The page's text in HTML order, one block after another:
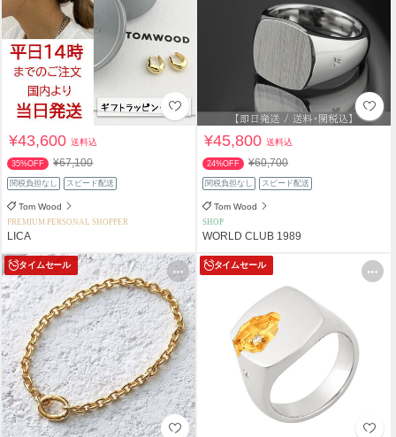
¥43,600送料込
35%OFF ¥67,100
関税負担なし スピード配送
Tom Wood
PREMIUM PERSONAL SHOPPER
LICA
¥45,800送料込
24%OFF ¥60,700
関税負担なし スピード配送
Tom Wood
SHOP
WORLD CLUB 1989
タイムセール タイムセール